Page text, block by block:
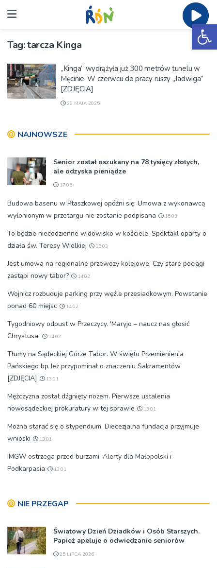
Tag:tarcza Kinga
„Kinga” wydrążyła już 300 metrów tunelu w
Męcinie. W czerwcu do pracy ruszy „Jadwiga”
[ZDJĘCIA]
29 MAJA 2025
NAJNOWSZE
Senior został oszukany na 78 tysięcy złotych,
ale odzyska pieniądze
17:05
Budowa basenu w Ptaszkowej opóźni się. Umowa z wykonawcą
wyłonionym w przetargu nie zostanie podpisana
15:03
To będzie niecodzienne widowisko w kościele. Spektakl oparty o
działa św. Teresy Wielkiej
15:03
Jest umowa na regionalne przewozy kolejowe. Czy stare pociągi
zastąpi nowy tabor?
14:02
Wojnicz rozbuduje parking przy węźle przesiadkowym. Powstanie
ponad 60 miejsc
14:02
Tygodniowy odpust w Przeczycy. 'Maryjo – naucz nas głosić
Chrystusa’
14:02
Tłumy na Sądeckiej Górze Tabor. W święto Przemienienia
Pańskiego bp Jeż przypominał o znaczeniu Sakramentów
[ZDJĘCIA]
13:01
Mężczyzna został dźgnięty nożem. Pierwsze ustalenia
nowosądeckiej prokuratury w tej sprawie
13:01
Można starać się o stypendium. Diecezjalna fundacja przyjmuje
wnioski
13:01
IMGW ostrzega przed burzami. Alerty dla Małopolski i
Podkarpacia
13:01
NIE PRZEGAP
Światowy Dzień Dziadków i Osób Starszych.
Papież apeluje o odwiedzanie seniorów
25 LIPCA 2026